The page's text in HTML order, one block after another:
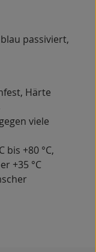
passiviert,
Härte
viele
bis +80 °C,
+35 °C